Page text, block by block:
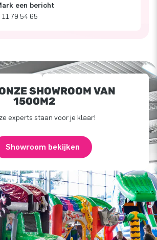
een bericht
11 79 54 65
SHOWROOM VAN
1500M2
experts staan voor je klaar!
Showroom bekijken